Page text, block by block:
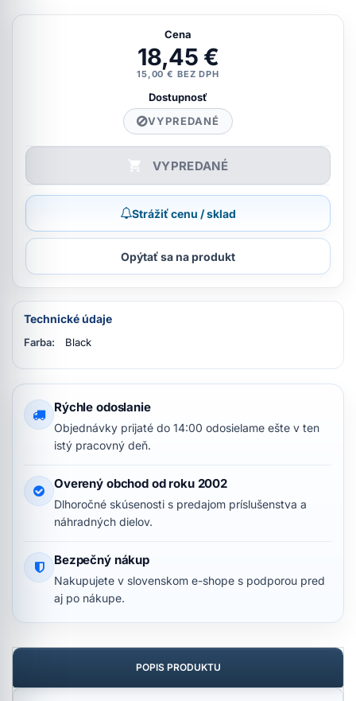
Cena
18,45 €
15,00 € BEZ DPH
Dostupnosť
VYPREDANÉ
VYPREDANÉ
Strážiť cenu / sklad
Opýtať sa na produkt
Technické údaje
Farba: Black
Rýchle odoslanie
Objednávky prijaté do 14:00 odosielame ešte v ten
istý pracovný deň.
Overený obchod od roku 2002
Dlhoročné skúsenosti s predajom príslušenstva a
náhradných dielov.
Bezpečný nákup
Nakupujete v slovenskom e-shope s podporou pred
aj po nákupe.
POPIS PRODUKTU